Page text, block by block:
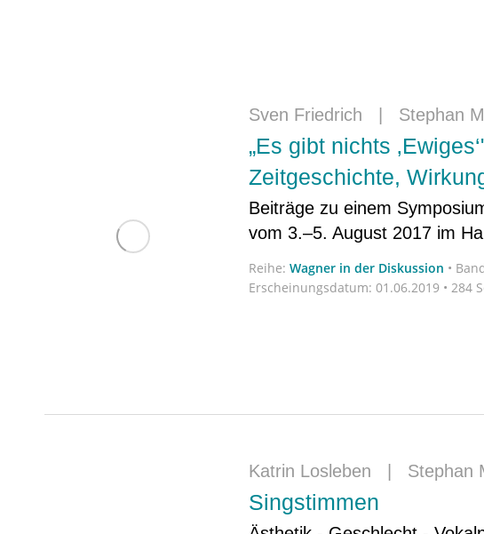
Sven Friedrich Stephan
„Es gibt nichts
Zeitgeschichte,
Beiträge zu einem
vom 3.–5. August 2017 im
Reihe: Wagner in der Diskussion •
Erscheinungsdatum: 01.06.2019 • 284
Katrin Losleben Stephan
Singstimmen